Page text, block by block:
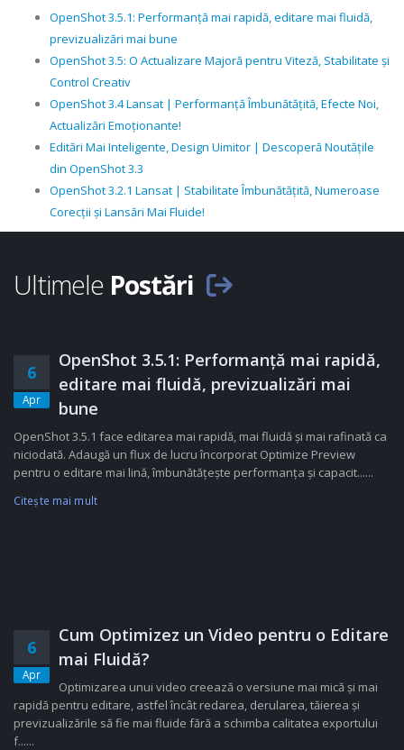
OpenShot 3.5.1: Performanță mai rapidă, editare mai fluidă,
previzualizări mai bune
OpenShot 3.5: O Actualizare Majoră pentru Viteză, Stabilitate și
Control Creativ
OpenShot 3.4 Lansat | Performanță Îmbunătățită, Efecte Noi,
Actualizări Emoționante!
Editări Mai Inteligente, Design Uimitor | Descoperă Noutățile
din OpenShot 3.3
OpenShot 3.2.1 Lansat | Stabilitate Îmbunătățită, Numeroase
Corecții și Lansări Mai Fluide!
Ultimele Postări
6
Apr
OpenShot 3.5.1: Performanță mai rapidă,
editare mai fluidă, previzualizări mai
bune
OpenShot 3.5.1 face editarea mai rapidă, mai fluidă și mai rafinată ca
niciodată. Adaugă un flux de lucru încorporat Optimize Preview
pentru o editare mai lină, îmbunătățește performanța și capacit......
Citeşte mai mult
6
Apr
Cum Optimizez un Video pentru o Editare
mai Fluidă?
Optimizarea unui video creează o versiune mai mică și mai
rapidă pentru editare, astfel încât redarea, derularea, tăierea și
previzualizările să fie mai fluide fără a schimba calitatea exportului
f......